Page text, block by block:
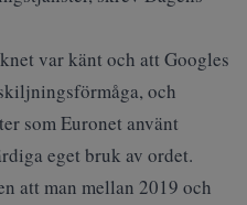
var känt och att Googles
och
som Euronet använt
eget bruk av ordet.
att man mellan 2019 och